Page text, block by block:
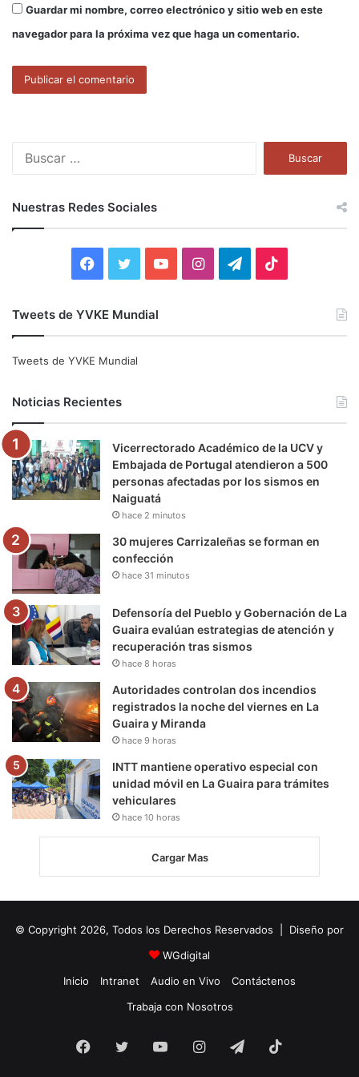
Guardar mi nombre, correo electrónico y sitio web en este
navegador para la próxima vez que haga un comentario.
:
Nuestras Redes Sociales
e
o
o
k
t
e
r
b
e
I
g
r
a
r
a
m
k
Tweets de YVKE Mundial
Tweets de YVKE Mundial
Noticias Recientes
Vicerrectorado Académico de la UCV y
Embajada de Portugal atendieron a 500
personas afectadas por los sismos en
Naiguatá
hace 2 minutos
30 mujeres Carrizaleñas se forman en
confección
hace 31 minutos
Defensoría del Pueblo y Gobernación de La
Guaira evalúan estrategias de atención y
recuperación tras sismos
hace 8 horas
Autoridades controlan dos incendios
registrados la noche del viernes en La
Guaira y Miranda
hace 9 horas
INTT mantiene operativo especial con
unidad móvil en La Guaira para trámites
vehiculares
hace 10 horas
Cargar Mas
© Copyright 2026, Todos los Derechos Reservados | Diseño por
WGdigital
Inicio
Intranet Audio en Vivo
Contáctenos
Trabaja con Nosotros
Facebook
Twitter YouTubeInstagramTelegram